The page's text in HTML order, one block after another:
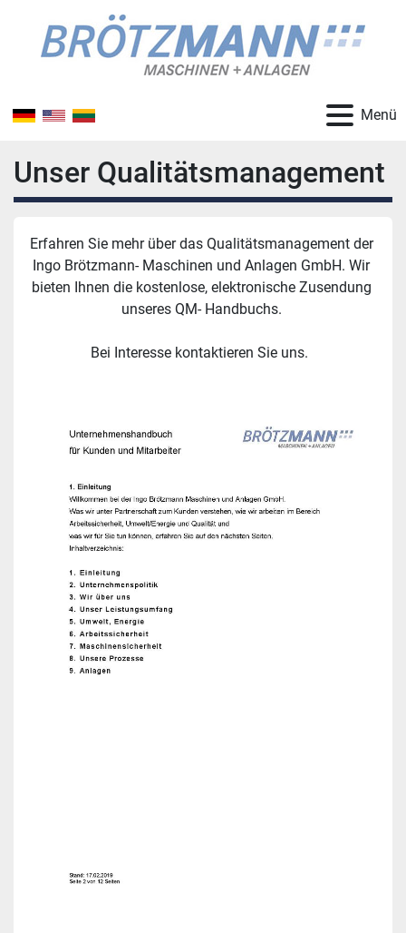
Menü
Unser Qualitätsmanagement
Erfahren Sie mehr über das Qualitätsmanagement der
Ingo Brötzmann- Maschinen und Anlagen GmbH. Wir
bieten Ihnen die kostenlose, elektronische Zusendung
unseres QM- Handbuchs.
Bei Interesse kontaktieren Sie uns.